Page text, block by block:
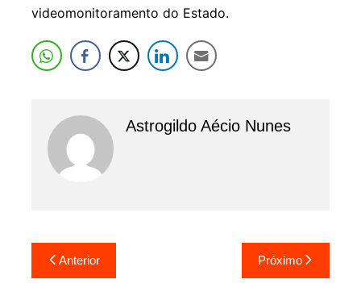
videomonitoramento do Estado.
Astrogildo Aécio Nunes
Navegação
de
Anterior Próximo